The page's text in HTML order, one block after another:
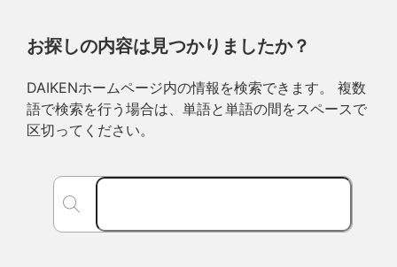
お探しの内容は見つかりましたか？
DAIKENホームページ内の情報を検索できます。 複数
語で検索を行う場合は、単語と単語の間をスペースで
区切ってください。